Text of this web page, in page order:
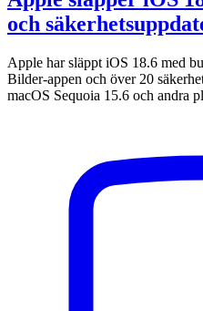
och
Apple har släppt iOS 18.6 med
Bilder-appen och över 20
macOS Sequoia 15.6 och andra